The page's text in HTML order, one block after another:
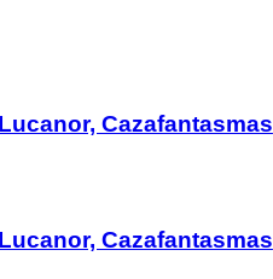
Cazafantasmas
Cazafantasmas